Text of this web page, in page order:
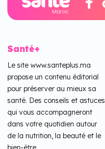
Santé+
Le site www.santeplus.ma
propose un contenu éditorial
pour préserver au mieux sa
santé. Des conseils et astuces
qui vous accompagneront
dans votre quotidien autour
de la nutrition, la beauté et le